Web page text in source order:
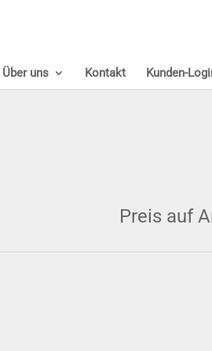
Über uns Kontakt Kunden-
Preis auf